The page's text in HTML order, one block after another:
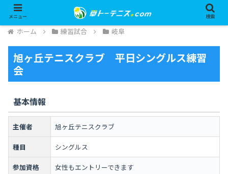
ホーム 練習試合 岐阜
旭ヶ丘テニスクラブ 平日シングルス練習
会
基本情報
主催者 旭ヶ丘テニスクラブ
種目 シングルス
参加資格 女性もエントリーできます
メニュー 検索